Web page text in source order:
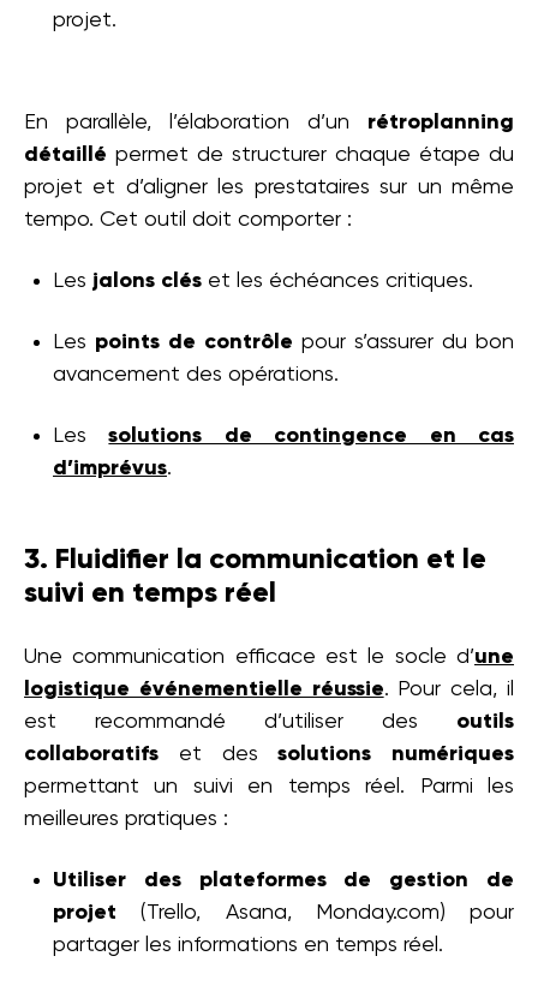
projet.
En parallèle, l’élaboration d’un rétroplanning
détaillé permet de structurer chaque étape du
projet et d’aligner les prestataires sur un même
tempo. Cet outil doit comporter :
Les jalons clés et les échéances critiques.
Les points de contrôle pour s’assurer du bon
avancement des opérations.
Lessolutions de contingence en cas
d’imprévus.
3. Fluidifier la communication et le
suivi en temps réel
Une communication efficace est le socle d’une
logistique événementielle réussie. Pour cela, il
est recommandé d’utiliser des outils
collaboratifs et dessolutions numériques
permettant un suivi en temps réel. Parmi les
meilleures pratiques :
Utiliser des plateformes de gestion de
projet (Trello, Asana, Monday.com) pour
partager les informations en temps réel.